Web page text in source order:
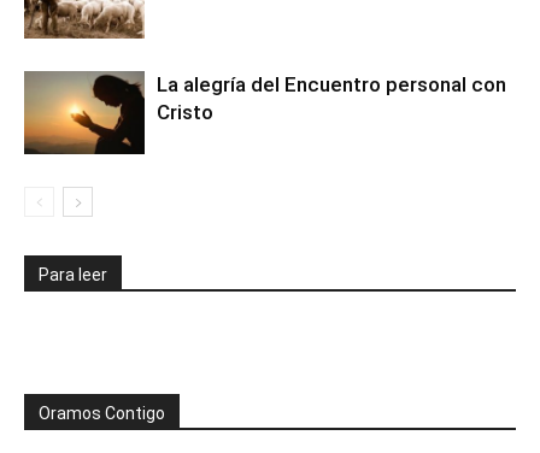
La alegría del Encuentro personal con
Cristo
Para leer
Oramos Contigo